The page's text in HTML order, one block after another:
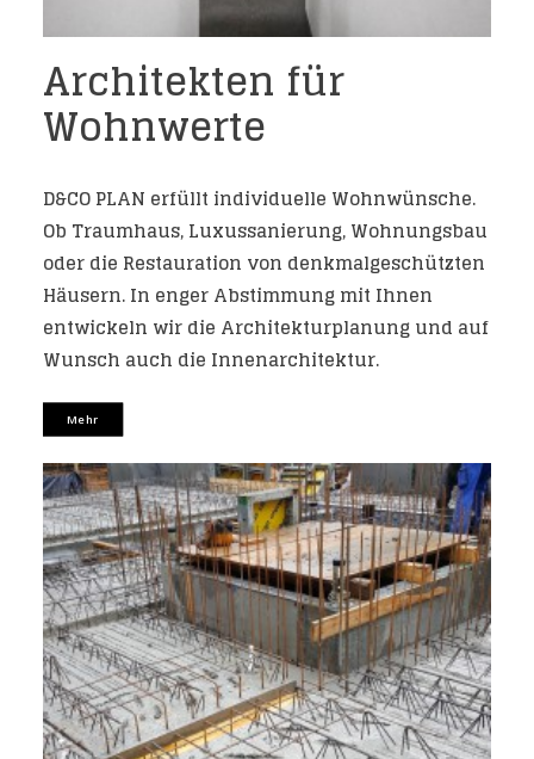
Architekten für
Wohnwerte
D&CO PLAN erfüllt individuelle Wohnwünsche.
Ob Traumhaus, Luxussanierung, Wohnungsbau
oder die Restauration von denkmalgeschützten
Häusern. In enger Abstimmung mit Ihnen
entwickeln wir die Architekturplanung und auf
Wunsch auch die Innenarchitektur.
Mehr